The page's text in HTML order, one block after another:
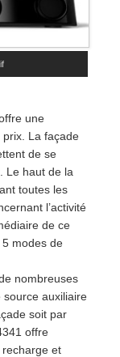
une
La façade
de se
Le haut de la
toutes les
l’activité
de ce
5 modes de
nombreuses
source auxiliaire
soit par
offre
et